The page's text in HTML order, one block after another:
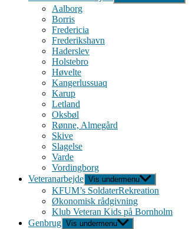
Aalborg
Borris
Fredericia
Frederikshavn
Haderslev
Holstebro
Høvelte
Kangerlussuaq
Karup
Letland
Oksbøl
Rønne, Almegård
Skive
Slagelse
Varde
Vordingborg
Veteranarbejde Vis undermenu
KFUM’s SoldaterRekreation
Økonomisk rådgivning
Klub Veteran Kids på Bornholm
Genbrug Vis undermenu